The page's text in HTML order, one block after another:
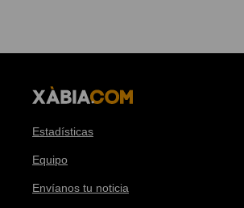
Estadísticas
Equipo
Envíanos tu noticia